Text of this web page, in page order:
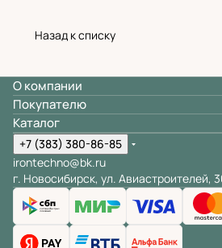
Назад к списку
О компании
Покупателю
Каталог
+7 (383) 380-86-85
irontechno@bk.ru
г. Новосибирск, ул. Авиастроителей,